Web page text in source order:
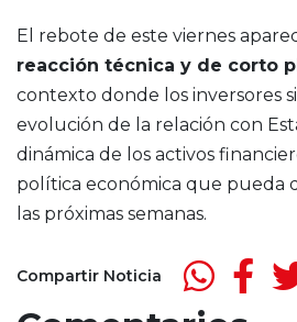
El rebote de este viernes
reacción técnica y de corto
contexto donde los inversores
evolución de la relación con
dinámica de los activos
política económica que pueda
las próximas semanas.
Compartir Noticia